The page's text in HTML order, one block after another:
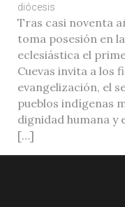
diócesis
Tras casi noventa
toma posesión en
eclesiástica el
Cuevas invita a los
evangelización, el
pueblos indígenas
dignidad humana y
[…]